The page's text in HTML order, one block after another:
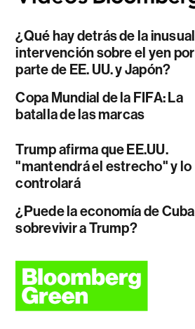
¿Qué hay detrás de la inusual
intervención sobre el yen por
parte de EE. UU. y Japón?
Copa Mundial de la FIFA: La
batalla de las marcas
Trump afirma que EE.UU.
"mantendrá el estrecho" y lo
controlará
¿Puede la economía de Cuba
sobrevivir a Trump?